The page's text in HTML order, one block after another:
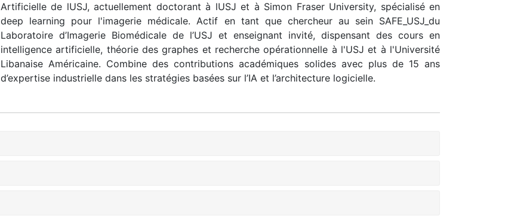
Artificielle de lUSJ, actuellement doctorant à lUSJ et à Simon Fraser University, spécialisé en
deep learning pour l'imagerie médicale. Actif en tant que chercheur au sein SAFE_USJ_du
Laboratoire d’Imagerie Biomédicale de l’USJ et enseignant invité, dispensant des cours en
intelligence artificielle, théorie des graphes et recherche opérationnelle à l'USJ et à l'Université
Libanaise Américaine. Combine des contributions académiques solides avec plus de 15 ans
d’expertise industrielle dans les stratégies basées sur l’IA et l’architecture logicielle.